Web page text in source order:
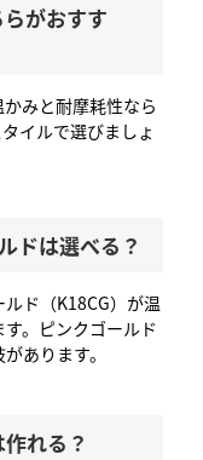
がおすす
みと耐摩耗性なら
イルで選びましょ
ドは選べる？
ド（K18CG）が温
。ピンクゴールド
あります。
れる？